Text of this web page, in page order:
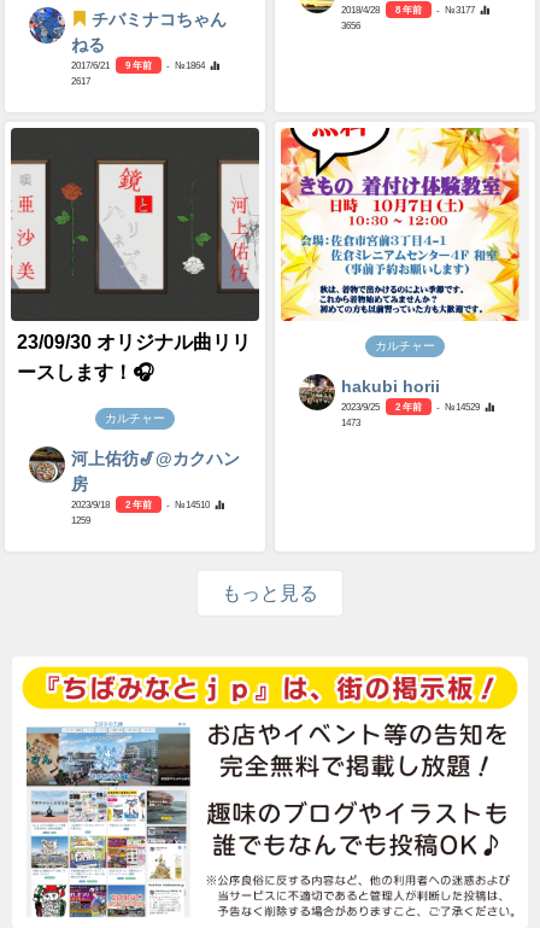
チバミナコちゃん
ねる
2017/6/21 9 年前
- №1864
2617
2018/4/28 8 年前
- №3177
3656
23/09/30 オリジナル曲リリ
ースします！🎧
カルチャー
河上佑彷🎷@カクハン
房
2023/9/18 2 年前
- №14510
1259
カルチャー
hakubi horii
2023/9/25 2 年前
- №14529
1473
もっと見る